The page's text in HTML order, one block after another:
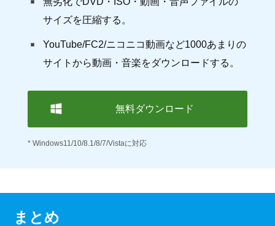
サイズを圧縮する。
YouTube/FC2/ニコニコ動画など1000あまりの
サイトから動画・音楽をダウンロードする。
無料ダウンロード
* Windows11/10/8.1/8/7/Vistaに対応
まとめ